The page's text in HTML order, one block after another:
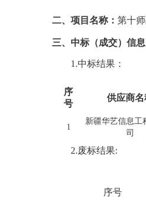
二、项目名称： 第十
三、中标（成交）信息
1.中标结果：
序
号
供应商名
1
新疆华艺信息工
司
2.废标结果:
序号